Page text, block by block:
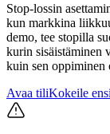
Stop-lossin
kun markkina
demo, tee stopilla
kurin sisäistäminen
kuin sen oppiminen
Avaa tiliKokeile